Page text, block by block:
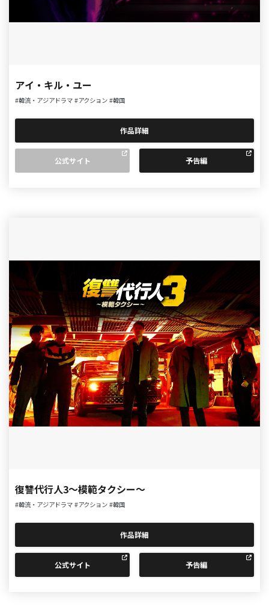
アイ・キル・ユー
#韓流・アジアドラマ #アクション #韓国
作品詳細
公式サイト 予告編
復讐代行人3～模範タクシー～
#韓流・アジアドラマ #アクション #韓国
作品詳細
公式サイト 予告編